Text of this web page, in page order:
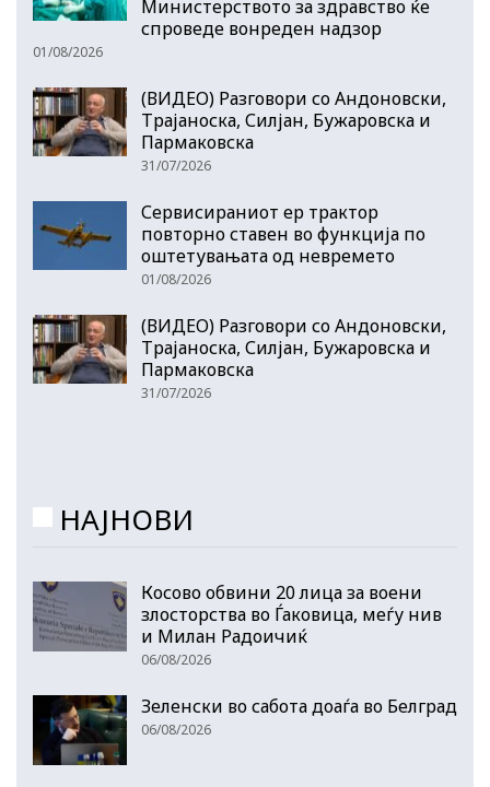
Министерството за здравство ќе
спроведе вонреден надзор
01/08/2026
(ВИДЕО) Разговори со Андоновски,
Трајаноска, Силјан, Бужаровска и
Пармаковска
31/07/2026
Сервисираниот ер трактор
повторно ставен во функција по
оштетувањата од невремето
01/08/2026
(ВИДЕО) Разговори со Андоновски,
Трајаноска, Силјан, Бужаровска и
Пармаковска
31/07/2026
НАЈНОВИ
Косово обвини 20 лица за воени
злосторства во Ѓаковица, меѓу нив
и Милан Радоичиќ
06/08/2026
Зеленски во сабота доаѓа во Белград
06/08/2026